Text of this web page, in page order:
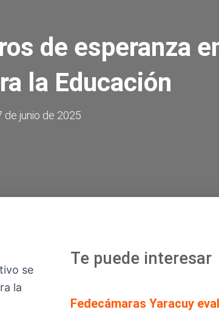
de esperanza
la Educación
de junio de 2025
se
la
Te puede interesar
Fedecámaras Yaracuy